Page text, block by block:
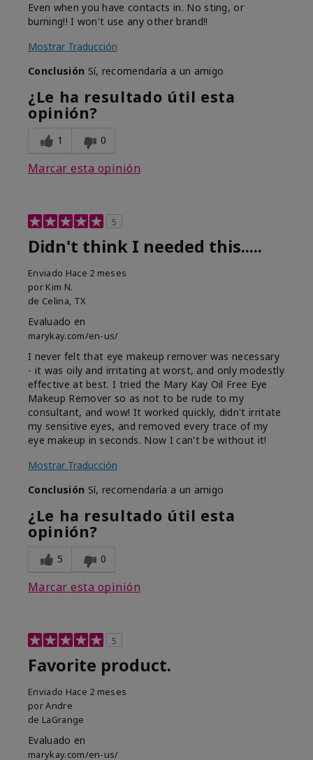
Even when you have contacts in. No sting, or
burning!! I won't use any other brand!!
Mostrar Traducción
Conclusión Sí, recomendaría a un amigo
¿Le ha resultado útil esta
opinión?
1 0
Marcar esta opinión
5
Didn't think I needed this.....
Enviado Hace 2 meses
por Kim N.
de Celina, TX
Evaluado en
marykay.com/en-us/
I never felt that eye makeup remover was necessary
- it was oily and irritating at worst, and only modestly
effective at best. I tried the Mary Kay Oil Free Eye
Makeup Remover so as not to be rude to my
consultant, and wow! It worked quickly, didn't irritate
my sensitive eyes, and removed every trace of my
eye makeup in seconds. Now I can't be without it!
Mostrar Traducción
Conclusión Sí, recomendaría a un amigo
¿Le ha resultado útil esta
opinión?
5 0
Marcar esta opinión
5
Favorite product.
Enviado Hace 2 meses
porAndre
de LaGrange
Evaluado en
marykay.com/en-us/